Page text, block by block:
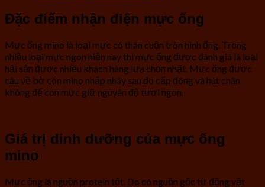
Đặc điểm nhận diện mực ống
Mực ống mino là loại mực có thân cuộn tròn hình ống. Trong
nhiều loại mực ngon hiện nay thì mực ống được đánh giá là loại
hải sản được nhiều khách hàng lựa chọn nhất. Mực ống được
câu về bờ còn mino nhấp nháy sau đó cấp đông và hút chân
không để con mực giữ nguyên độ tươi ngon.
Giá trị dinh dưỡng của mực ống
mino
Mực ống là nguồn protein tốt. Do có nguồn gốc từ động vật